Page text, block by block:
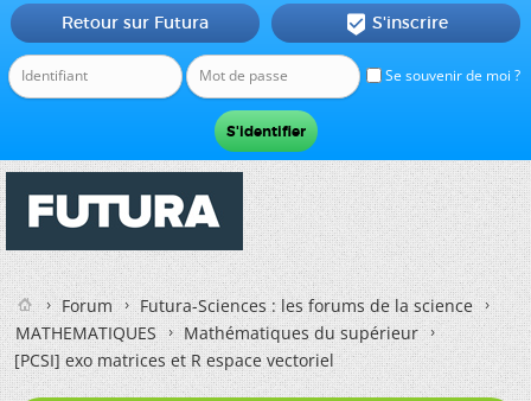
Se souvenir de moi ?
Retour sur Futura  S'inscrire
Forum
Futura-Sciences : les forums de la science
MATHEMATIQUES
Mathématiques du supérieur
[PCSI] exo matrices et R espace vectoriel